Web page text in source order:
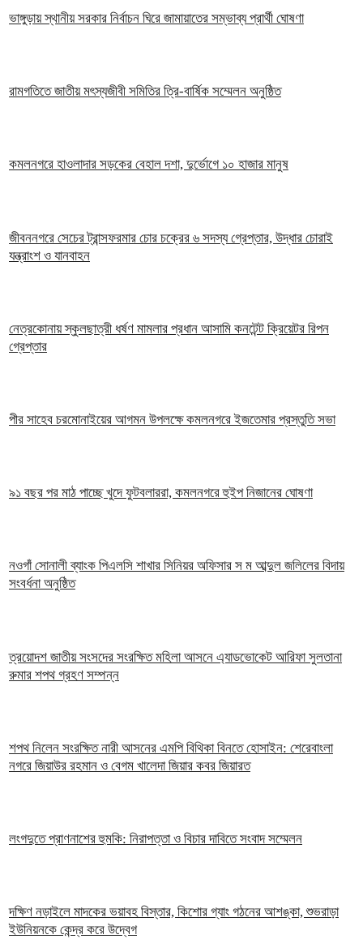
ভাঙ্গুড়ায় স্থানীয় সরকার নির্বাচন ঘিরে জামায়াতের সম্ভাব্য প্রার্থী ঘোষণা
রামগতিতে জাতীয় মৎস্যজীবী সমিতির ত্রি-বার্ষিক সম্মেলন অনুষ্ঠিত
কমলনগরে হাওলাদার সড়কের বেহাল দশা, দুর্ভোগে ১০ হাজার মানুষ
জীবননগরে সেচের ট্রান্সফরমার চোর চক্রের ৬ সদস্য গ্রেপ্তার, উদ্ধার চোরাই
যন্ত্রাংশ ও যানবাহন
নেত্রকোনায় স্কুলছাত্রী ধর্ষণ মামলার প্রধান আসামি কনটেন্ট ক্রিয়েটর রিপন
গ্রেপ্তার
পীর সাহেব চরমোনাইয়ের আগমন উপলক্ষে কমলনগরে ইজতেমার প্রস্তুতি সভা
৯১ বছর পর মাঠ পাচ্ছে খুদে ফুটবলাররা, কমলনগরে হুইপ নিজানের ঘোষণা
নওগাঁ সোনালী ব্যাংক পিএলসি শাখার সিনিয়র অফিসার স ম আব্দুল জলিলের বিদায়
সংবর্ধনা অনুষ্ঠিত
ত্রয়োদশ জাতীয় সংসদের সংরক্ষিত মহিলা আসনে এ্যাডভোকেট আরিফা সুলতানা
রুমার শপথ গ্রহণ সম্পন্ন
শপথ নিলেন সংরক্ষিত নারী আসনের এমপি বিথিকা বিনতে হোসাইন: শেরেবাংলা
নগরে জিয়াউর রহমান ও বেগম খালেদা জিয়ার কবর জিয়ারত
লংগদুতে প্রাণনাশের হুমকি: নিরাপত্তা ও বিচার দাবিতে সংবাদ সম্মেলন
দক্ষিণ নড়াইলে মাদকের ভয়াবহ বিস্তার, কিশোর গ্যাং গঠনের আশঙ্কা, শুভরাড়া
ইউনিয়নকে কেন্দ্র করে উদ্বেগ